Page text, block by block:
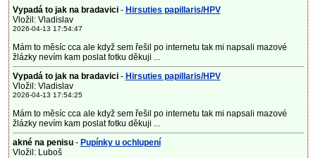
Vypadá to jak na bradavici - Hirsuties papillaris/HPV
Vložil: Vladislav
2026-04-13 17:54:47
Mám to měsíc cca ale když sem řešil po internetu tak mi napsali mazové
žlázky nevím kam poslat fotku děkuji ...
Vypadá to jak na bradavici - Hirsuties papillaris/HPV
Vložil: Vladislav
2026-04-13 17:54:25
Mám to měsíc cca ale když sem řešil po internetu tak mi napsali mazové
žlázky nevím kam poslat fotku děkuji ...
akné na penisu- Pupínky u ochlupení
Vložil: Luboš